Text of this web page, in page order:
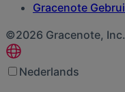
Gracenote
©2026 Gracenote,
Nederlands